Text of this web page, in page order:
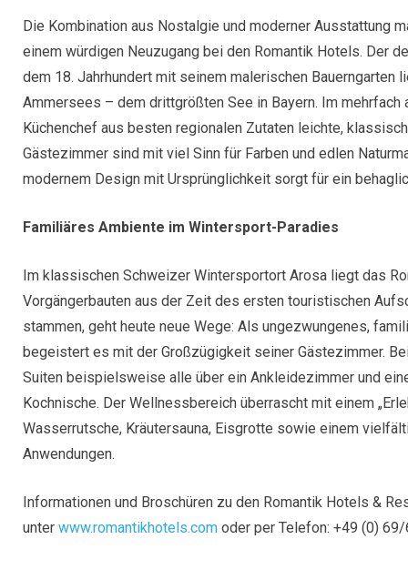
Die Kombination aus Nostalgie und moderner Ausstattung
einem würdigen Neuzugang bei den Romantik Hotels. Der
dem 18. Jahrhundert mit seinem malerischen Bauerngarten
Ammersees – dem drittgrößten See in Bayern. Im
Küchenchef aus besten regionalen Zutaten leichte,
Gästezimmer sind mit viel Sinn für Farben und edlen
modernem Design mit Ursprünglichkeit sorgt für ein
Familiäres Ambiente im Wintersport-Paradies
Im klassischen Schweizer Wintersportort Arosa liegt das
Vorgängerbauten aus der Zeit des ersten touristischen
stammen, geht heute neue Wege: Als ungezwungenes,
begeistert es mit der Großzügigkeit seiner Gästezimmer.
Suiten beispielsweise alle über ein Ankleidezimmer und
Kochnische. Der Wellnessbereich überrascht mit einem
Wasserrutsche, Kräutersauna, Eisgrotte sowie einem
Anwendungen.
Informationen und Broschüren zu den Romantik Hotels &
unter www.romantikhotels.com oder per Telefon: +49 (0)